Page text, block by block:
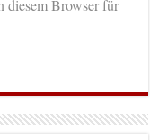
diesem Browser für